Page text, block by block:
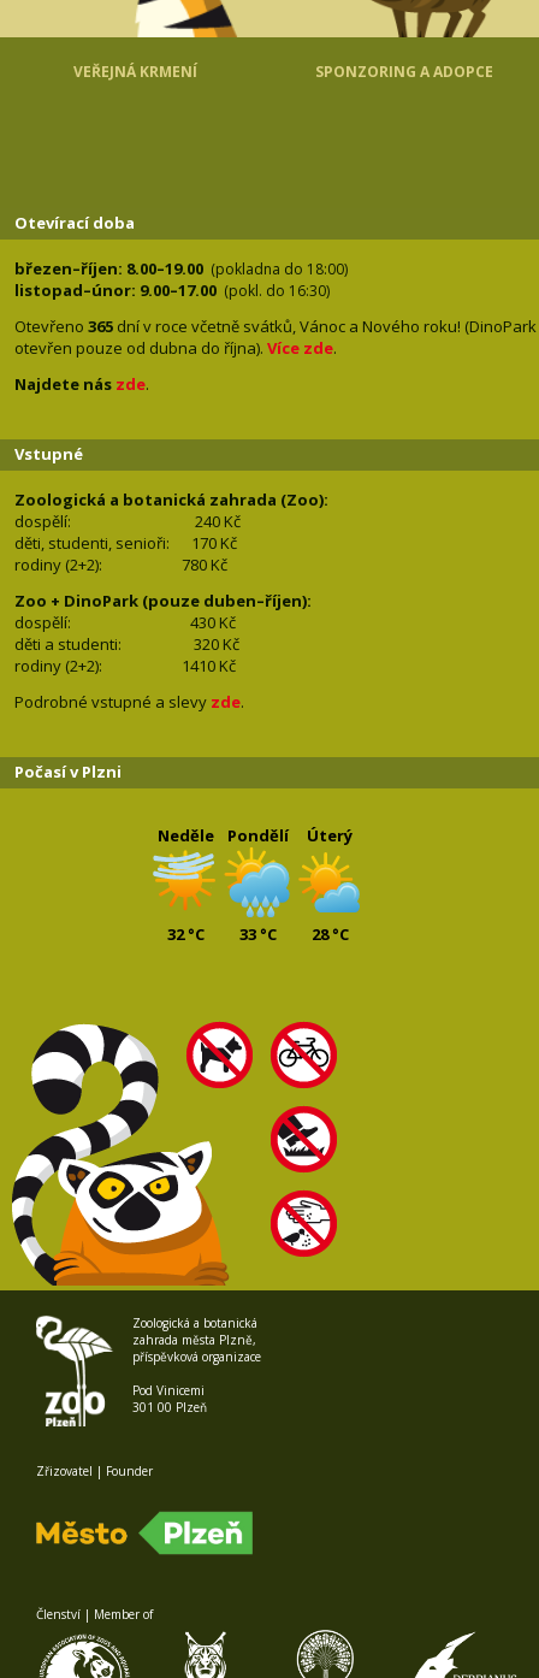
VEŘEJNÁ KRMENÍ SPONZORING A ADOPCE
Otevírací doba
březen–říjen: 8.00–19.00 (pokladna do 18:00)
listopad–únor: 9.00–17.00 (pokl. do 16:30)
Otevřeno 365 dní v roce včetně svátků, Vánoc a Nového roku! (DinoPark
otevřen pouze od dubna do října). Více zde.
Najdete nás zde.
Vstupné
Zoologická a botanická zahrada (Zoo):
dospělí:
240 Kč
děti, studenti, senioři: 170 Kč
rodiny (2+2): 780 Kč
Zoo + DinoPark (pouze duben–říjen):
dospělí: 430 Kč
děti a studenti: 320 Kč
rodiny (2+2): 1410 Kč
Podrobné vstupné a slevy zde.
Počasí v Plzni
Neděle
32 °C
Pondělí
33 °C
Úterý
28 °C
Zoologická a botanická
zahrada města Plzně,
příspěvková organizace
Pod Vinicemi
301 00 Plzeň
Zřizovatel | Founder
Členství | Member of